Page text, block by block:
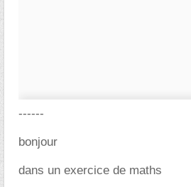
------
bonjour
dans un exercice de maths